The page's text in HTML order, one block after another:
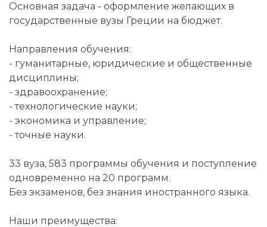
Основная задача - оформление желающих в
государственные вузы Греции на бюджет.
Направления обучения:
- гуманитарные, юридические и общественные
дисциплины;
- здравоохранение;
- технологические науки;
- экономика и управление;
- точные науки.
33 вуза, 583 программы обучения и поступление
одновременно на 20 программ.
Без экзаменов, без знания иностранного языка.
Наши преимущества: